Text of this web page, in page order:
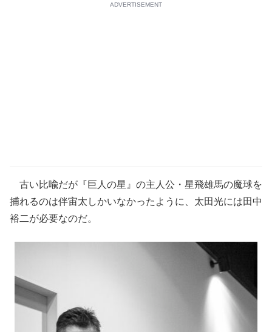
ADVERTISEMENT
古い比喩だが『巨人の星』の主人公・星飛雄馬の魔球を
捕れるのは伴宙太しかいなかったように、太田光には田中
裕二が必要なのだ。